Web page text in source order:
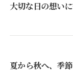
大切な日の想い
夏から秋へ、季